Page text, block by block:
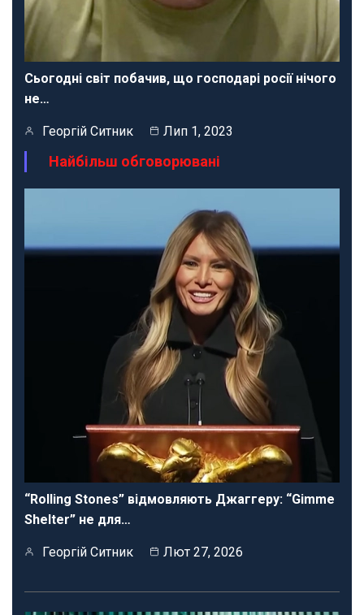
Сьогодні світ побачив, що господарі росії нічого
не…
Георгій Ситник Лип 1, 2023
Найбільш обговорювані
“Rolling Stones” відмовляють Джаггеру: “Gimme
Shelter” не для…
Георгій Ситник Лют 27, 2026